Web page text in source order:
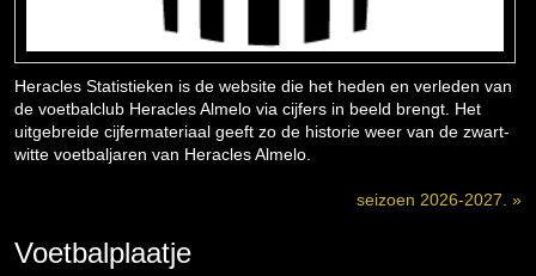
Heracles Statistieken is de website die het heden en verleden van
de voetbalclub Heracles Almelo via cijfers in beeld brengt. Het
uitgebreide cijfermateriaal geeft zo de historie weer van de zwart-
witte voetbaljaren van Heracles Almelo.
seizoen 2026-2027. »
Voetbalplaatje